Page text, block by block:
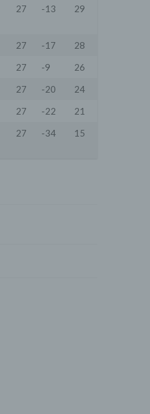
27 -13 29
27 -17
28
27 -9
26
27 -20
24
27 -22
21
27 -34 15